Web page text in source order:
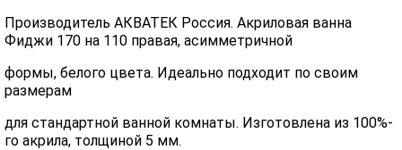
Производитель АКВАТЕК Россия. Акриловая ванна
Фиджи 170 на 110 правая, асимметричной
формы, белого цвета. Идеально подходит по своим
размерам
для стандартной ванной комнаты. Изготовлена из 100%-
го акрила, толщиной 5 мм.